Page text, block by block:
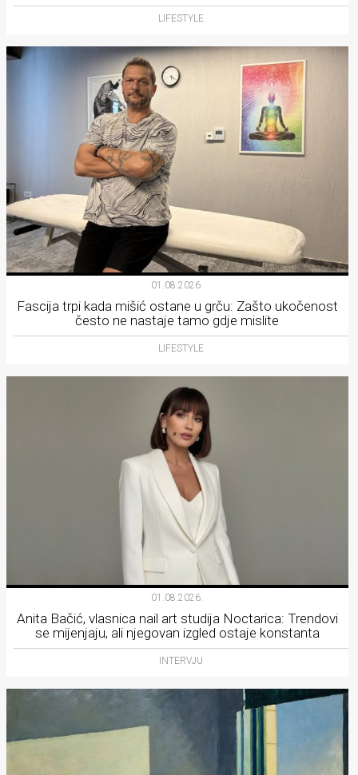
LIFESTYLE
01.08.2026.
Fascija trpi kada mišić ostane u grču: Zašto ukočenost
često ne nastaje tamo gdje mislite
LIFESTYLE
01.08.2026.
Anita Bačić, vlasnica nail art studija Noctarica: Trendovi
se mijenjaju, ali njegovan izgled ostaje konstanta
INTERVJU